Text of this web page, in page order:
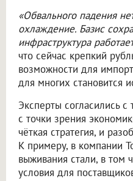
«Обвального падения
охлаждение. Базис
инфраструктура
что сейчас крепкий
возможности для
для многих становится
Эксперты согласились с
с точки зрения
чёткая стратегия, и
К примеру, в компании
выживания стали, в том
условия для